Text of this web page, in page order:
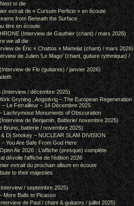
to die
extrait de « Cursum Perficio » en écoute
from Beneath the Surface
titre en écoute
(Interview de Gauthier (chant) / mars 2026)
we all die
de Éric « Chattos » Martelat (chant) / mars 2026)
de Julien ‘Le Mago’ (chant, guitare rythmique) /
de Flo (guitares) / janvier 2026)
(Interview / décembre 2025)
Gryning , Angstkrig – The European Regeneration
– Le Ferrailleur – 14 Décembre 2025
Lachrymose Monuments of Obscuration
de Benjamin, Batterie/ novembre 2025)
Bruno, batterie / novembre 2025)
Dj Smokey – NUCLEAR SLAM DIVISION
You Are Safe From God Here
Air 2026 : L’affiche (presque) complète.
dévoile l’affiche de l’édition 2026
extrait du prochain album en écoute
to their majesties
/ septembre 2025)
More Balls to Picasso
de Paul / chant & guitares / juillet 2025)